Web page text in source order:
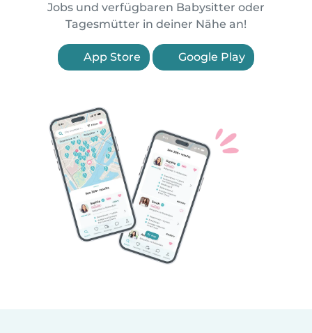
Jobs und verfügbaren Babysitter oder
Tagesmütter in deiner Nähe an!
App Store Google Play